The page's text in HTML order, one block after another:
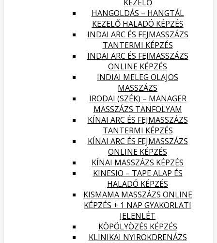
KEZELŐ
HANGOLDÁS – HANGTÁL
KEZELŐ HALADÓ KÉPZÉS
INDAI ARC ÉS FEJMASSZÁZS
TANTERMI KÉPZÉS
INDAI ARC ÉS FEJMASSZÁZS
ONLINE KÉPZÉS
INDIAI MELEG OLAJOS
MASSZÁZS
IRODAI (SZÉK) – MANAGER
MASSZÁZS TANFOLYAM
KÍNAI ARC ÉS FEJMASSZÁZS
TANTERMI KÉPZÉS
KÍNAI ARC ÉS FEJMASSZÁZS
ONLINE KÉPZÉS
KÍNAI MASSZÁZS KÉPZÉS
KINESIO – TAPE ALAP ÉS
HALADÓ KÉPZÉS
KISMAMA MASSZÁZS ONLINE
KÉPZÉS + 1 NAP GYAKORLATI
JELENLÉT
KÖPÖLYÖZÉS KÉPZÉS
KLINIKAI NYIROKDRENÁZS